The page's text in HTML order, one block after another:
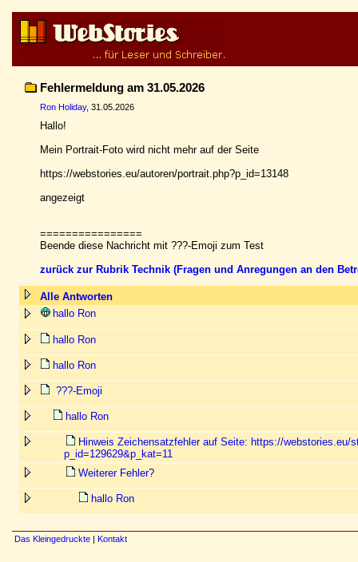
Fehlermeldung am 31.05.2026
Ron Holiday, 31.05.2026
Hallo!
Mein Portrait-Foto wird nicht mehr auf der Seite
https://webstories.eu/autoren/portrait.php?p_id=13148
angezeigt
================
Beende diese Nachricht mit ???-Emoji zum Test
zurück zur Rubrik Technik (Fragen und Anregungen an den
Alle Antworten
hallo Ron
hallo Ron
hallo Ron
???-Emoji
hallo Ron
Hinweis Zeichensatzfehler auf Seite: https://webstories.eu/
p_id=129629&p_kat=11
Weiterer Fehler?
hallo Ron
Das Kleingedruckte | Kontakt